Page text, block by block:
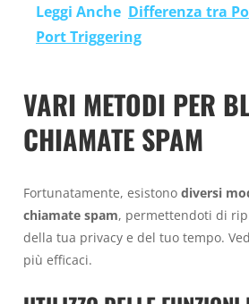
Leggi Anche Differenza tra
Port Triggering
VARI METODI PER
CHIAMATE SPAM
Fortunatamente, esistono diversi
chiamate spam, permettendoti di
della tua privacy e del tuo tempo.
più efficaci.